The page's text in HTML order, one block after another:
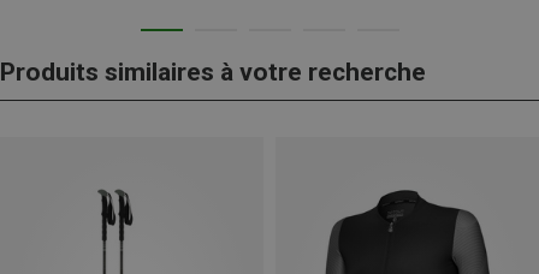
Produits similaires à votre recherche